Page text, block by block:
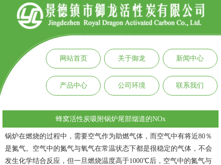
网站首页 关于御龙 新闻中心
产品中心 公司环境 联系我们
蜂窝活性炭吸附锅炉尾部烟道的NOx
锅炉在燃烧的过程中，需要空气作为助燃气体，而空气中有将近80％
是氮气。空气中的氮气与氧气在常温状态下都是很稳定的气体，不会
发生化学结合反应，但一旦燃烧温度高于1000℃后，空气中的氮气与